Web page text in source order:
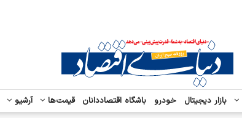
بازار دیجیتال خودرو باشگاه اقتصاددانان قیمت‌ها آرشیو